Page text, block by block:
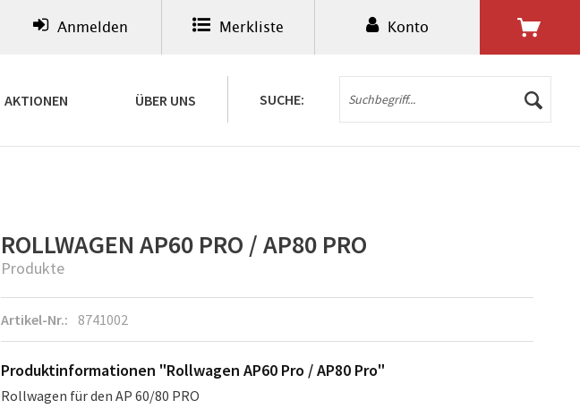
Anmelden Merkliste Konto 0,00 € *
SUCHE:
AKTIONEN ÜBER UNS
ROLLWAGEN AP60 PRO / AP80 PRO
Produkte
Artikel-Nr.: 8741002
Produktinformationen "Rollwagen AP60 Pro / AP80 Pro"
Rollwagen für den AP 60/80 PRO